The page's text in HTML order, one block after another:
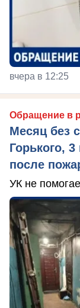
вчера в 12:25
Обращение в
Месяц без
Горького,
после
УК не